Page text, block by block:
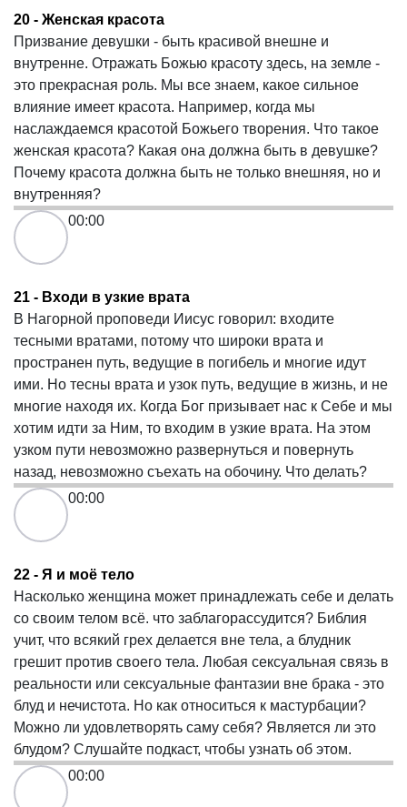
20 - Женская красота
Призвание девушки - быть красивой внешне и
внутренне. Отражать Божью красоту здесь, на земле -
это прекрасная роль. Мы все знаем, какое сильное
влияние имеет красота. Например, когда мы
наслаждаемся красотой Божьего творения. Что такое
женская красота? Какая она должна быть в девушке?
Почему красота должна быть не только внешняя, но и
внутренняя?
00:00
21 - Входи в узкие врата
В Нагорной проповеди Иисус говорил: входите
тесными вратами, потому что широки врата и
пространен путь, ведущие в погибель и многие идут
ими. Но тесны врата и узок путь, ведущие в жизнь, и не
многие находя их. Когда Бог призывает нас к Себе и мы
хотим идти за Ним, то входим в узкие врата. На этом
узком пути невозможно развернуться и повернуть
назад, невозможно съехать на обочину. Что делать?
00:00
22 - Я и моё тело
Насколько женщина может принадлежать себе и делать
со своим телом всё. что заблагорассудится? Библия
учит, что всякий грех делается вне тела, а блудник
грешит против своего тела. Любая сексуальная связь в
реальности или сексуальные фантазии вне брака - это
блуд и нечистота. Но как относиться к мастурбации?
Можно ли удовлетворять саму себя? Является ли это
блудом? Слушайте подкаст, чтобы узнать об этом.
00:00